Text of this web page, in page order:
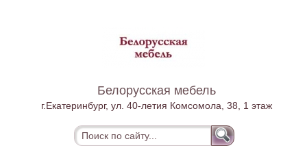
Белорусская мебель
г.Екатеринбург, ул. 40-летия Комсомола, 38, 1 этаж